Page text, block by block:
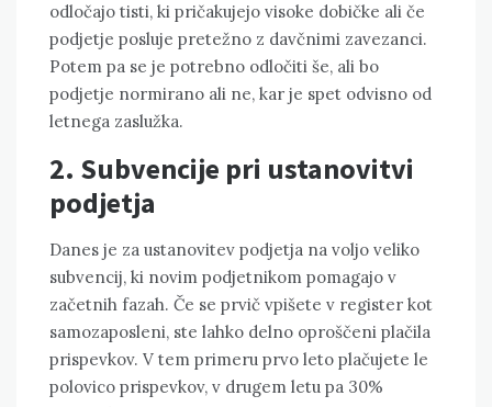
odločajo tisti, ki pričakujejo visoke dobičke ali če
podjetje posluje pretežno z davčnimi zavezanci.
Potem pa se je potrebno odločiti še, ali bo
podjetje normirano ali ne, kar je spet odvisno od
letnega zaslužka.
2. Subvencije pri ustanovitvi
podjetja
Danes je za ustanovitev podjetja na voljo veliko
subvencij, ki novim podjetnikom pomagajo v
začetnih fazah. Če se prvič vpišete v register kot
samozaposleni, ste lahko delno oproščeni plačila
prispevkov. V tem primeru prvo leto plačujete le
polovico prispevkov, v drugem letu pa 30%